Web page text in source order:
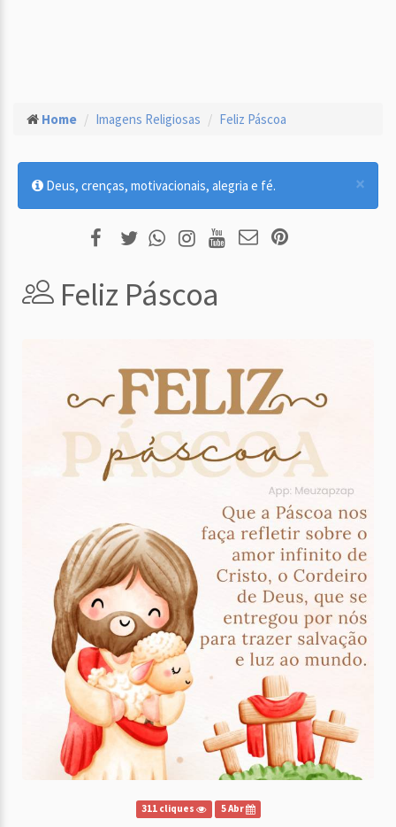
Home Imagens Religiosas Feliz Páscoa
×
Deus, crenças, motivacionais, alegria e fé.
Feliz Páscoa
311 cliques 5 Abr